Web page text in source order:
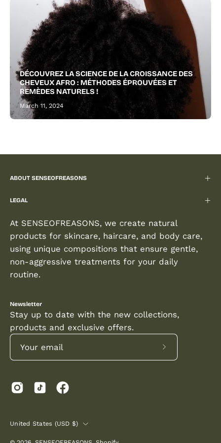
DÉCOUVREZ LA SCIENCE DE LA CROISSANCE DES
CHEVEUX AFRO : MÉTHODES ÉPROUVÉES ET
REMÈDES NATURELS !
March 11, 2024
ABOUT SENSEOFREASONS
LEGAL
At SENSEOFREASONS, we create natural
products for skincare, haircare, and body care,
using unique compositions that ensure gentle,
non-aggressive treatments for your daily
routine.
Newsletter
Stay up to date with the new collections,
products and exclusive offers.
COUNTRY
United States (USD $)